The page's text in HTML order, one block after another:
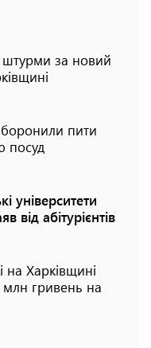
штурми за новий
пити
посуд
університети
від абітурієнтів
на Харківщині
млн гривень на